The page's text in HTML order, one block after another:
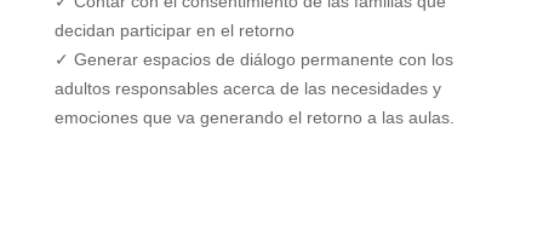
V
i
decidan participar en el retorno
✓ Generar espacios de diálogo permanente con los
adultos responsables acerca de las necesidades y
emociones que va generando el retorno a las aulas.